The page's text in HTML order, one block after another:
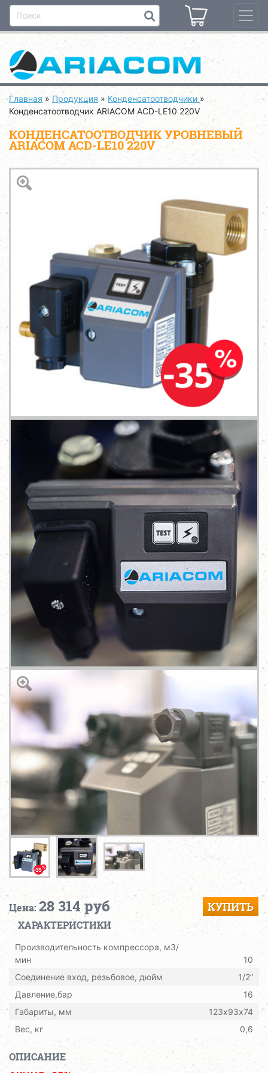
Главная » Продукция » Конденсатоотводчики »
Конденсатоотводчик ARIACOM ACD-LE10 220V
КОНДЕНСАТООТВОДЧИК УРОВНЕВЫЙ
ARIACOM ACD-LE10 220V
Цена: 28 314 руб КУПИТЬ
ХАРАКТЕРИСТИКИ
Производительность компрессора, м3/
мин
10
Соединение вход, резьбовое, дюйм
1/2”
Давление,бар
16
Габариты, мм
123х93х74
Вес, кг
0,6
ОПИСАНИЕ